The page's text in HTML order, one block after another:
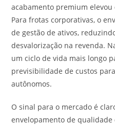
acabamento premium
Para frotas corporativas, o
de gestão de ativos,
desvalorização na revenda.
um ciclo de vida mais longo
previsibilidade de custos
autônomos.
O sinal para o mercado é
envelopamento de